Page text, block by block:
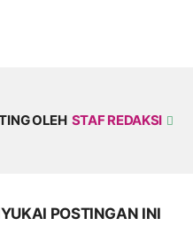
OLEH STAF REDAKSI
POSTINGAN INI